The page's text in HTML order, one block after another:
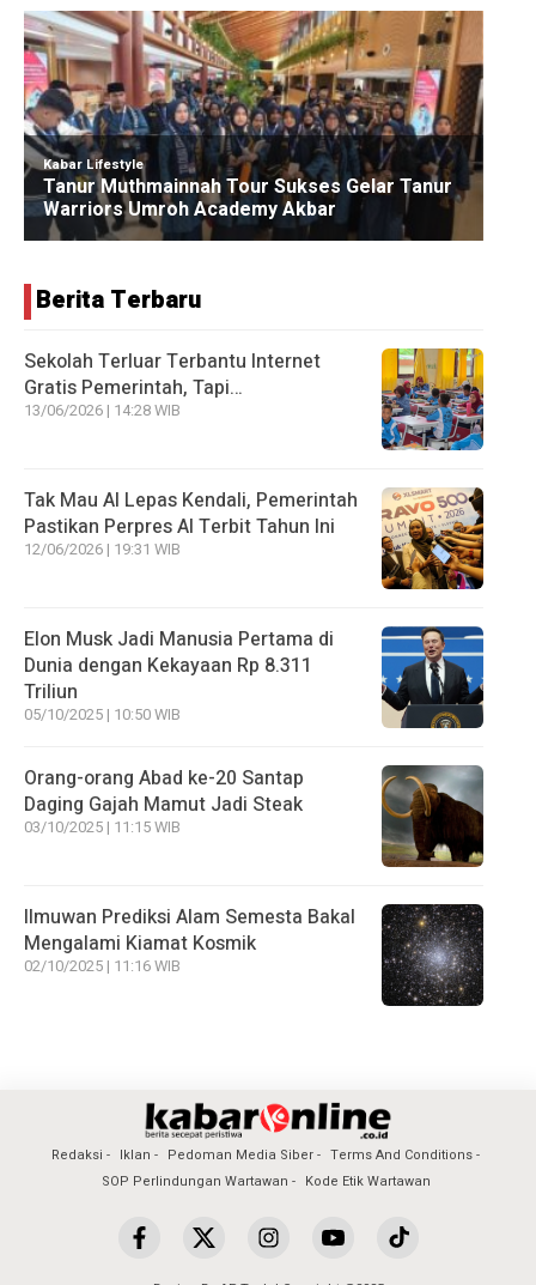
Berita Terbaru
Sekolah Terluar Terbantu Internet
Gratis Pemerintah, Tapi…
13/06/2026 | 14:28 WIB
Tak Mau AI Lepas Kendali, Pemerintah
Pastikan Perpres AI Terbit Tahun Ini
12/06/2026 | 19:31 WIB
Elon Musk Jadi Manusia Pertama di
Dunia dengan Kekayaan Rp 8.311
Triliun
05/10/2025 | 10:50 WIB
Orang-orang Abad ke-20 Santap
Daging Gajah Mamut Jadi Steak
03/10/2025 | 11:15 WIB
Ilmuwan Prediksi Alam Semesta Bakal
Mengalami Kiamat Kosmik
02/10/2025 | 11:16 WIB
Redaksi Iklan Pedoman Media Siber
Terms And Conditions
SOP Perlindungan Wartawan
Kode Etik Wartawan